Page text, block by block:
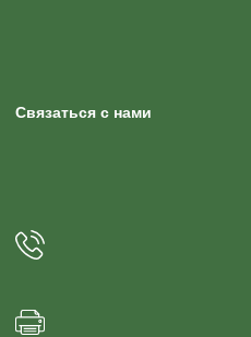
Связаться с нами